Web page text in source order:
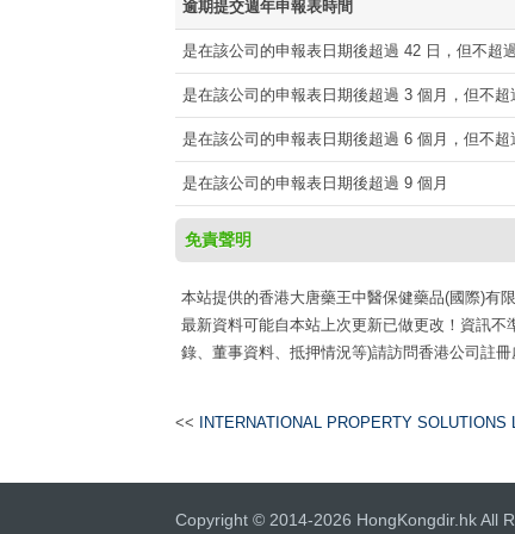
逾期提交週年申報表時間
是在該公司的申報表日期後超過 42 日，但不超
是在該公司的申報表日期後超過 3 個月，但不超
是在該公司的申報表日期後超過 6 個月，但不超
是在該公司的申報表日期後超過 9 個月
免責聲明
本站提供的香港大唐藥王中醫保健藥品(國際)有
最新資料可能自本站上次更新已做更改！資訊
錄、董事資料、抵押情況等)請訪問香港公司註冊
<< INTERNATIONAL PROPERTY SOLUTIONS
Copyright © 2014-2026 HongKongdir.hk All